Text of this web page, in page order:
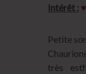
Intérêt :
Petite
très